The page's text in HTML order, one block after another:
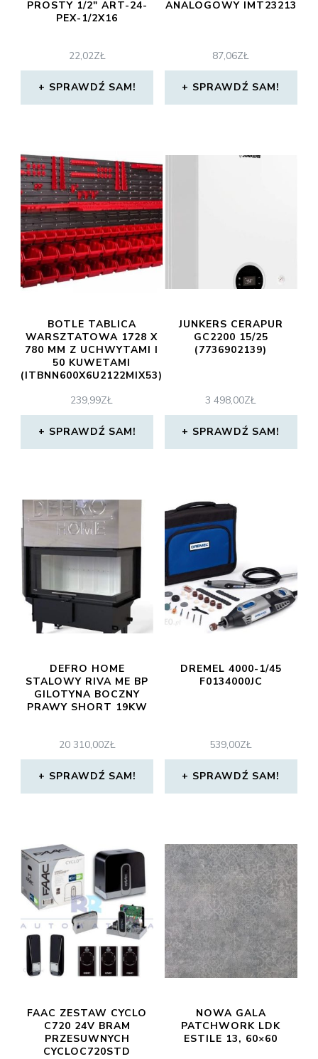
PROSTY 1/2″ ART-24-
PEX-1/2X16
22,02ZŁ
SPRAWDŹ SAM!
ANALOGOWY IMT23213
87,06ZŁ
SPRAWDŹ SAM!
BOTLE TABLICA
WARSZTATOWA 1728 X
780 MM Z UCHWYTAMI I
50 KUWETAMI
(ITBNN600X6U2122MIX53)
239,99ZŁ
SPRAWDŹ SAM!
JUNKERS CERAPUR
GC2200 15/25
(7736902139)
3 498,00ZŁ
SPRAWDŹ SAM!
DEFRO HOME
STALOWY RIVA ME BP
GILOTYNA BOCZNY
PRAWY SHORT 19KW
20 310,00ZŁ
SPRAWDŹ SAM!
DREMEL 4000-1/45
F0134000JC
539,00ZŁ
SPRAWDŹ SAM!
FAAC ZESTAW CYCLO
C720 24V BRAM
PRZESUWNYCH
CYCLOC720STD
NOWA GALA
PATCHWORK LDK
ESTILE 13, 60×60